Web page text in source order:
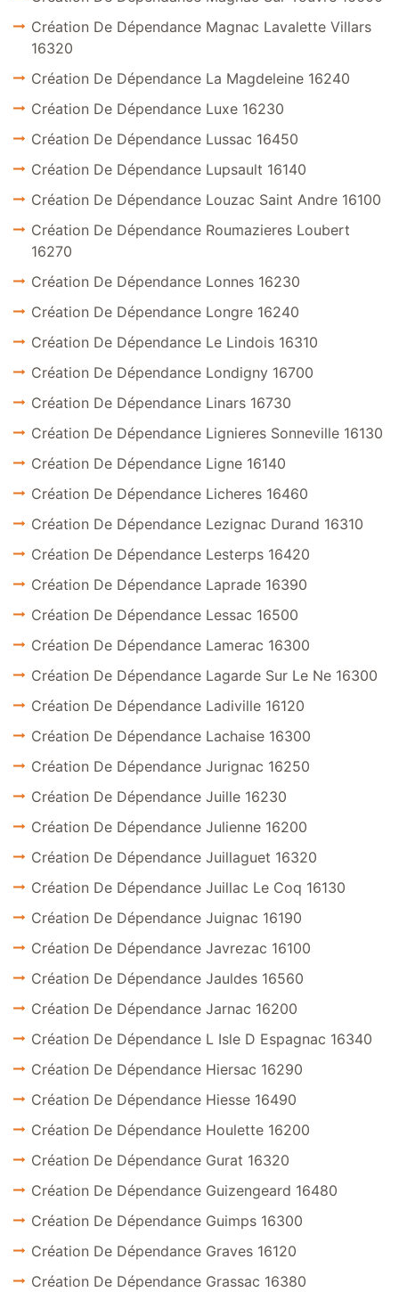
Création De Dépendance Magnac Lavalette Villars
16320
Création De Dépendance La Magdeleine 16240
Création De Dépendance Luxe 16230
Création De Dépendance Lussac 16450
Création De Dépendance Lupsault 16140
Création De Dépendance Louzac Saint Andre 16100
Création De Dépendance Roumazieres Loubert
16270
Création De Dépendance Lonnes 16230
Création De Dépendance Longre 16240
Création De Dépendance Le Lindois 16310
Création De Dépendance Londigny 16700
Création De Dépendance Linars 16730
Création De Dépendance Lignieres Sonneville 16130
Création De Dépendance Ligne 16140
Création De Dépendance Licheres 16460
Création De Dépendance Lezignac Durand 16310
Création De Dépendance Lesterps 16420
Création De Dépendance Laprade 16390
Création De Dépendance Lessac 16500
Création De Dépendance Lamerac 16300
Création De Dépendance Lagarde Sur Le Ne 16300
Création De Dépendance Ladiville 16120
Création De Dépendance Lachaise 16300
Création De Dépendance Jurignac 16250
Création De Dépendance Juille 16230
Création De Dépendance Julienne 16200
Création De Dépendance Juillaguet 16320
Création De Dépendance Juillac Le Coq 16130
Création De Dépendance Juignac 16190
Création De Dépendance Javrezac 16100
Création De Dépendance Jauldes 16560
Création De Dépendance Jarnac 16200
Création De Dépendance L Isle D Espagnac 16340
Création De Dépendance Hiersac 16290
Création De Dépendance Hiesse 16490
Création De Dépendance Houlette 16200
Création De Dépendance Gurat 16320
Création De Dépendance Guizengeard 16480
Création De Dépendance Guimps 16300
Création De Dépendance Graves 16120
Création De Dépendance Grassac 16380